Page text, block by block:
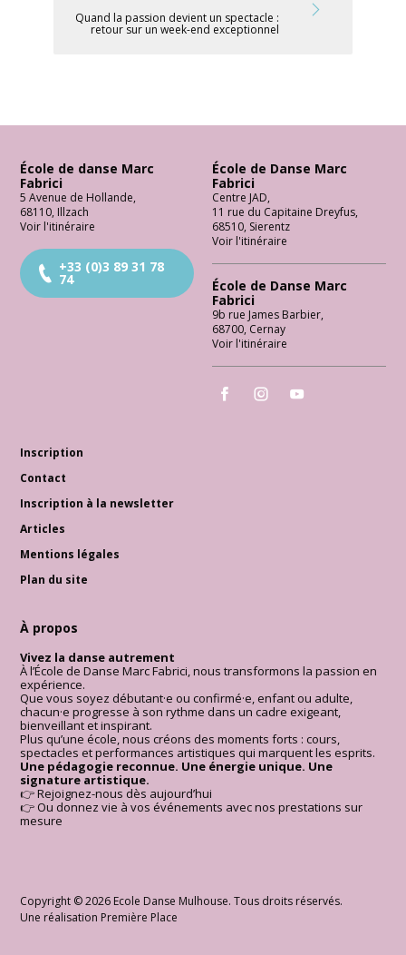
Quand la passion devient un spectacle :
retour sur un week-end exceptionnel
École de danse Marc
Fabrici
5 Avenue de Hollande,
68110, Illzach
Voir l'itinéraire
+33 (0)3 89 31 78
74
École de Danse Marc
Fabrici
Centre JAD,
11 rue du Capitaine Dreyfus,
68510, Sierentz
Voir l'itinéraire
École de Danse Marc
Fabrici
9b rue James Barbier,
68700, Cernay
Voir l'itinéraire
École de Danse Marc Fabrici
École de Danse Marc Fabrici
École de Danse
Inscription
Contact
Inscription à la newsletter
Articles
Mentions légales
Plan du site
À propos
Vivez la danse autrement
À l’École de Danse Marc Fabrici, nous transformons la passion en
expérience.
Que vous soyez débutant·e ou confirmé·e, enfant ou adulte,
chacun·e progresse à son rythme dans un cadre exigeant,
bienveillant et inspirant.
Plus qu’une école, nous créons des moments forts : cours,
spectacles et performances artistiques qui marquent les esprits.
Une pédagogie reconnue. Une énergie unique. Une
signature artistique.
👉 Rejoignez-nous dès aujourd’hui
👉 Ou donnez vie à vos événements avec nos prestations sur
mesure
Copyright © 2026 Ecole Danse Mulhouse. Tous droits réservés.
Une réalisation Première Place